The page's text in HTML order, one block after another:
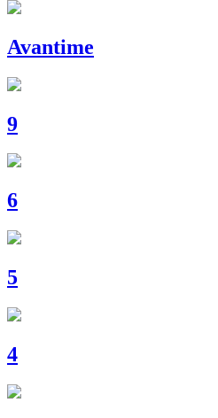
Avantime
9
6
5
4